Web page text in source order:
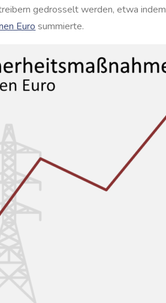
gedrosselt werden, etwa
Euro summierte.